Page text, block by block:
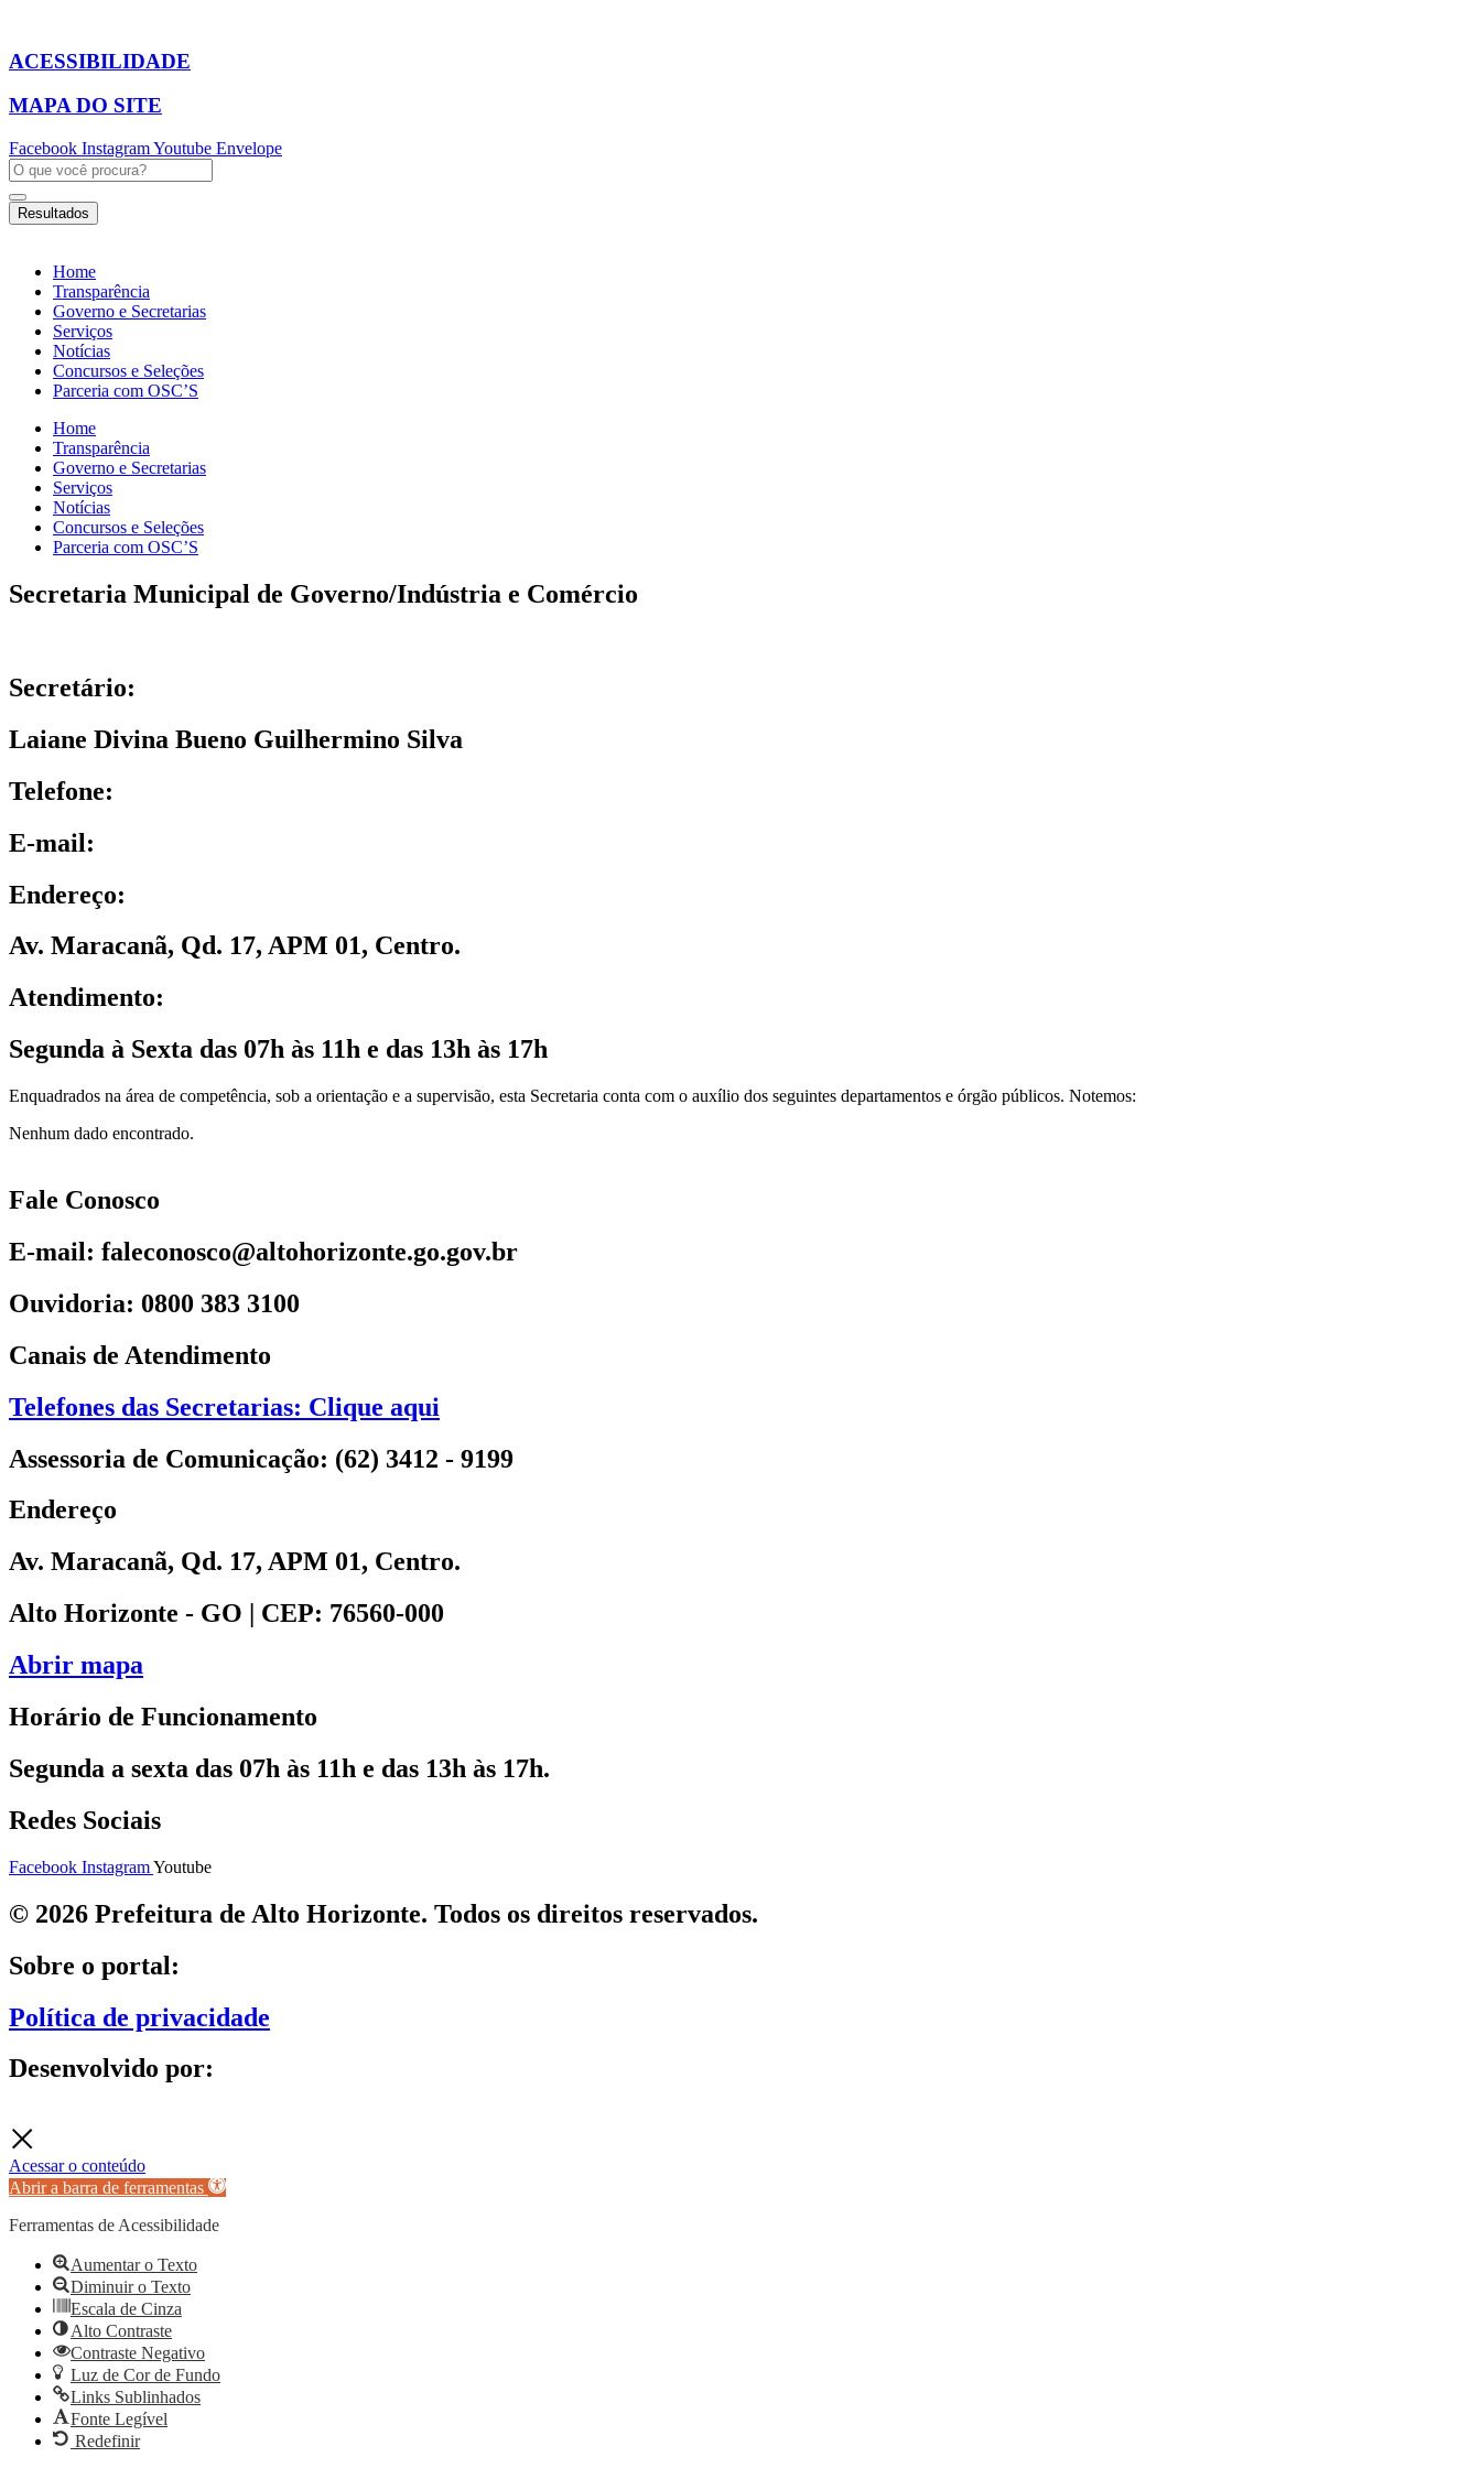
o
conteúdo
ACESSIBILIDADE
MAPA DO SITE
Facebook InstagramYoutube Envelope
Pesquisar
...
Resultados
Home
Transparência
Governo e Secretarias
Serviços
Notícias
Concursos e Seleções
Parceria com OSC’S
Home
Transparência
Governo e Secretarias
Serviços
Notícias
Concursos e Seleções
Parceria com OSC’S
Secretaria Municipal de Governo/Indústria e Comércio
Secretário:
Laiane Divina Bueno Guilhermino Silva
Telefone:
E-mail:
Endereço:
Av. Maracanã, Qd. 17, APM 01, Centro.
Atendimento:
Segunda à Sexta das 07h às 11h e das 13h às 17h
Enquadrados na área de competência, sob a orientação e a supervisão, esta Secretaria conta com o auxílio dos seguintes departamentos e órgão públicos. Notemos:
Nenhum dado encontrado.
Fale Conosco
E-mail: faleconosco@altohorizonte.go.gov.br
Ouvidoria: 0800 383 3100
Canais de Atendimento
Telefones das Secretarias: Clique aqui
Assessoria de Comunicação: (62) 3412 - 9199
Endereço
Av. Maracanã, Qd. 17, APM 01, Centro.
Alto Horizonte - GO | CEP: 76560-000
Abrir mapa
Horário de Funcionamento
Segunda a sexta das 07h às 11h e das 13h às 17h.
Redes Sociais
Facebook InstagramYoutube
© 2026 Prefeitura de Alto Horizonte. Todos os direitos reservados.
Sobre o portal:
Política de privacidade
Desenvolvido por:
Acessar o conteúdo
Abrir a barra de ferramentas
Ferramentas de Acessibilidade
Aumentar o Texto
Diminuir o Texto
Escala de Cinza
Alto Contraste
Contraste Negativo
Luz de Cor de Fundo
Links Sublinhados
Fonte Legível
Redefinir